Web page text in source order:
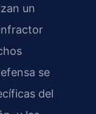
un
se
del